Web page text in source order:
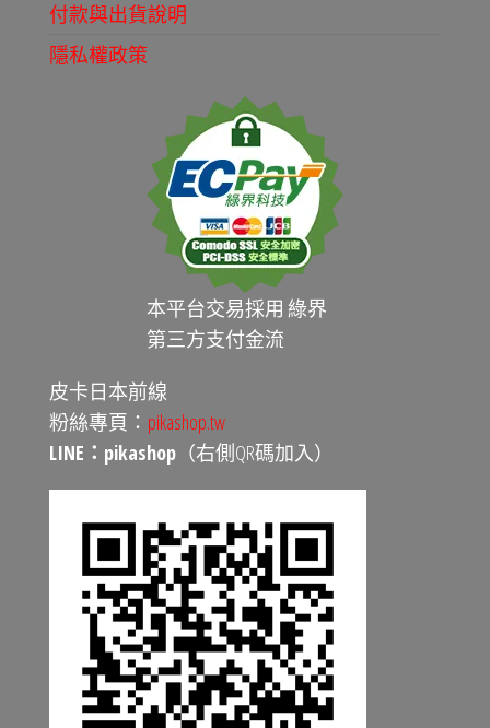
付款與出貨說明
隱私權政策
本平台交易採用 綠界
第三方支付金流
皮卡日本前線
粉絲專頁： pikashop.tw
LINE：pikashop （右側QR碼加入）